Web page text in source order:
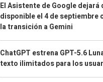
El Asistente de Google dejará
disponible el 4 de septiembre
la transición a Gemini
ChatGPT estrena GPT-5.6
texto ilimitados para los